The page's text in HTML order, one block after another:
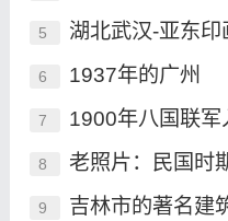
5 湖北武汉-亚东印
6 1937年的广州
7 1900年八国联军
8 老照片：民国时
9 吉林市的著名建